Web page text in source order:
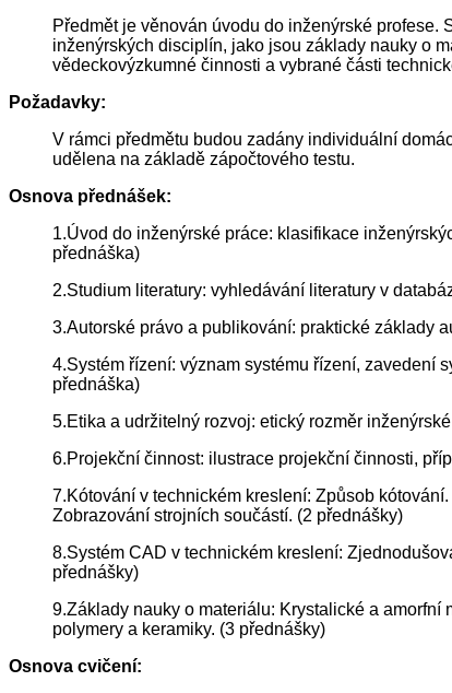
Předmět je věnován úvodu do inženýrské
inženýrských disciplín, jako jsou základy nauky o
vědeckovýzkumné činnosti a vybrané části
Požadavky:
V rámci předmětu budou zadány individuální
udělena na základě zápočtového testu.
Osnova přednášek:
1.Úvod do inženýrské práce: klasifikace
přednáška)
2.Studium literatury: vyhledávání literatury v
3.Autorské právo a publikování: praktické základy
4.Systém řízení: význam systému řízení, zavedení
přednáška)
5.Etika a udržitelný rozvoj: etický rozměr
6.Projekční činnost: ilustrace projekční činnosti,
7.Kótování v technickém kreslení: Způsob
Zobrazování strojních součástí. (2 přednášky)
8.Systém CAD v technickém kreslení:
přednášky)
9.Základy nauky o materiálu: Krystalické a
polymery a keramiky. (3 přednášky)
Osnova cvičení: